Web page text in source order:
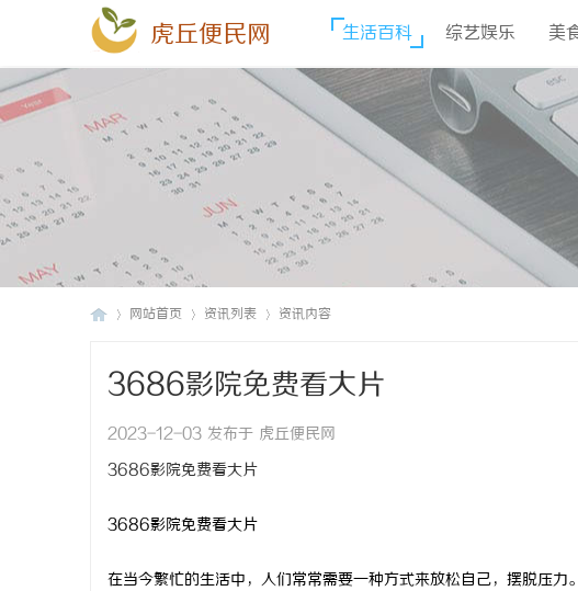
虎丘便民网 生活百科 综艺娱乐 美
网站首页 资讯列表 资讯内容
3686影院免费看大片
2023-12-03 发布于 虎丘便民网
3686影院免费看大片
3686影院免费看大片
在当今繁忙的生活中，人们常常需要一种方式来放松自己，摆脱压